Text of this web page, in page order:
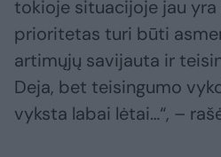
tokioje situacijoje jau
prioritetas turi būti
artimųjų savijauta ir
Deja, bet teisingumo
vyksta labai lėtai…“, –